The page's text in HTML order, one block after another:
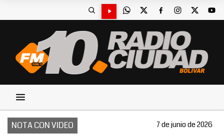
NOTA CON VIDEO 7 de junio de 2026